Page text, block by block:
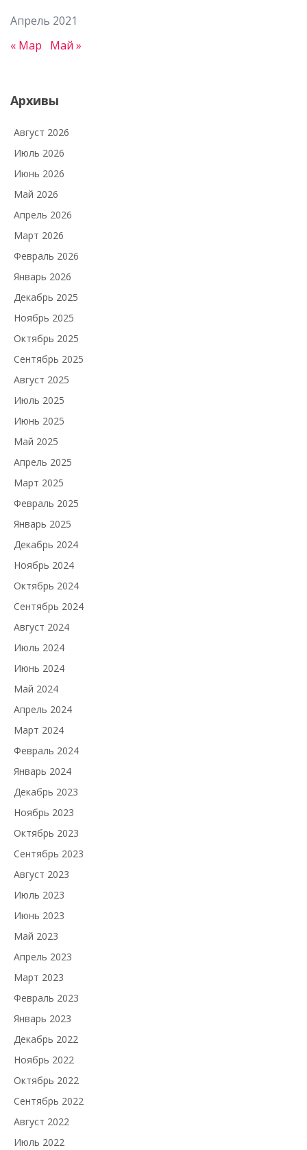
Апрель 2021
« Мар Май »
Архивы
Август 2026
Июль 2026
Июнь 2026
Май 2026
Апрель 2026
Март 2026
Февраль 2026
Январь 2026
Декабрь 2025
Ноябрь 2025
Октябрь 2025
Сентябрь 2025
Август 2025
Июль 2025
Июнь 2025
Май 2025
Апрель 2025
Март 2025
Февраль 2025
Январь 2025
Декабрь 2024
Ноябрь 2024
Октябрь 2024
Сентябрь 2024
Август 2024
Июль 2024
Июнь 2024
Май 2024
Апрель 2024
Март 2024
Февраль 2024
Январь 2024
Декабрь 2023
Ноябрь 2023
Октябрь 2023
Сентябрь 2023
Август 2023
Июль 2023
Июнь 2023
Май 2023
Апрель 2023
Март 2023
Февраль 2023
Январь 2023
Декабрь 2022
Ноябрь 2022
Октябрь 2022
Сентябрь 2022
Август 2022
Июль 2022